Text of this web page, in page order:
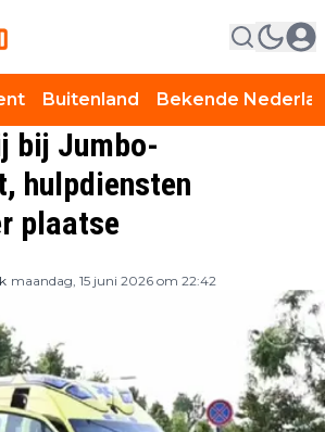
Buitenland Bekende
bij Jumbo-
hulpdiensten
plaatse
maandag, 15 juni 2026 om 22:42